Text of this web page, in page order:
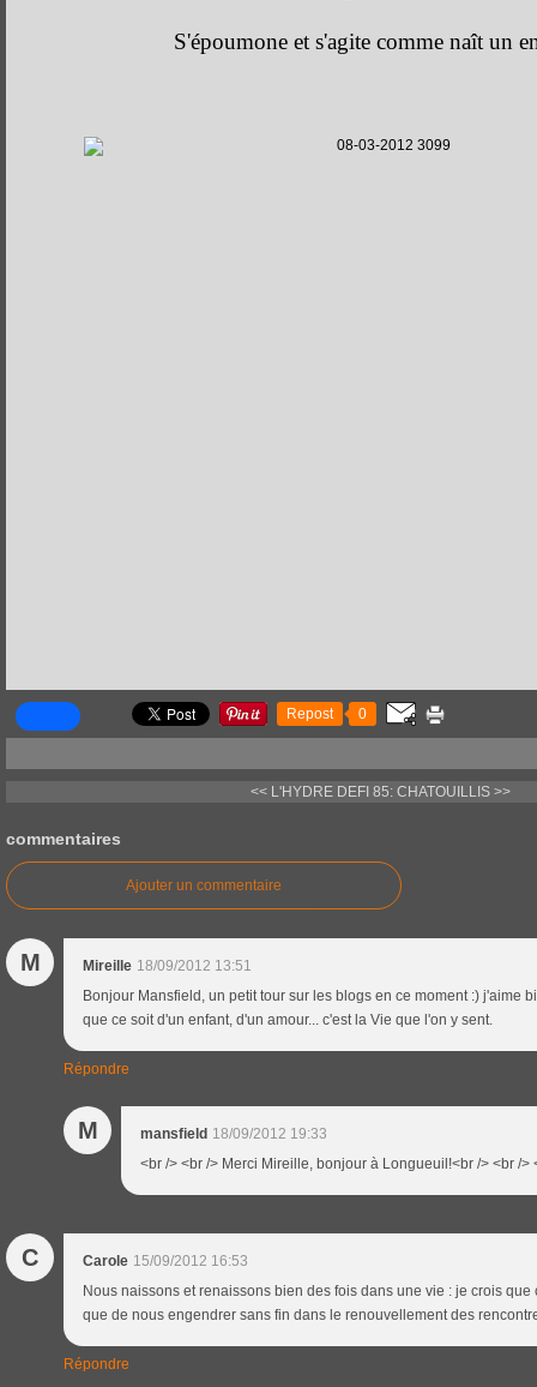
S'époumone et s'agite comme naît un
Repost 0
<< L'HYDRE DEFI 85: CHATOUILLIS >>
commentaires
Ajouter un commentaire
M Mireille 18/09/2012 13:51
Bonjour Mansfield, un petit tour sur les blogs en ce moment :) j'aime
que ce soit d'un enfant, d'un amour... c'est la Vie que l'on y sent.
Répondre
M mansfield 18/09/2012 19:33
<br /> <br /> Merci Mireille, bonjour à Longueuil!<br /> <br />
C Carole 15/09/2012 16:53
Nous naissons et renaissons bien des fois dans une vie : je crois
que de nous engendrer sans fin dans le renouvellement des
Répondre